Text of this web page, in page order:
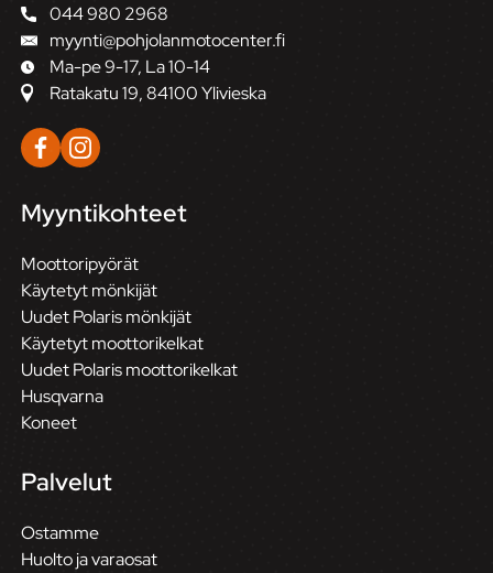
044 980 2968
myynti@pohjolanmotocenter.fi
Ma-pe 9-17, La 10-14
Ratakatu 19, 84100 Ylivieska
Myyntikohteet
Moottoripyörät
Käytetyt mönkijät
Uudet Polaris mönkijät
Käytetyt moottorikelkat
Uudet Polaris moottorikelkat
Husqvarna
Koneet
Palvelut
Ostamme
Huolto ja varaosat